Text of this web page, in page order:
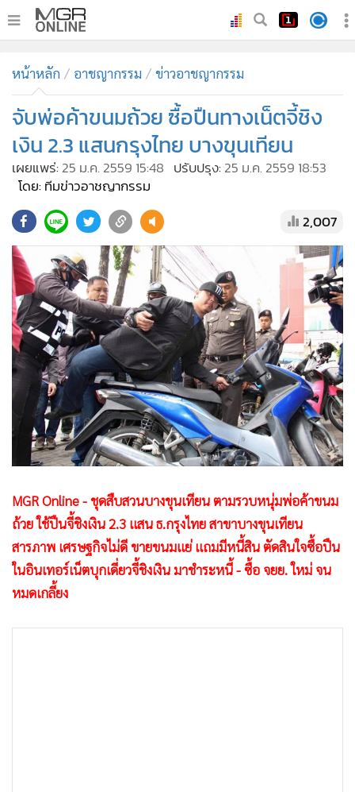
ทันเหตุการณ์
• ภาคใต้
ภูมิภาค
Online Section
บันเทิง
• ผู้จัดการรายวัน
• คอลัมนิสต์
• ละคร
• CbizReview
• Cyber BIZ
• ผู้จัดกวน
• Good health & Well-being
•
Green Innovation & SD
Management & HR
•
MGR Live
Infographic
• ท่องเที่ยว
• กีฬา
• ต่างประเทศ
• Special Scoop
• เศรษฐกิจ-ธุรกิจ
• จีน
หน้าหลัก อาชญากรรม ข่าวอาชญากรรม
จับพ่อค้าขนมถ้วย ซื้อปืนทางเน็ตจี้ชิง
เงิน 2.3 แสนกรุงไทย บางขุนเทียน
เผยแพร่: 25 ม.ค. 2559 15:48 ปรับปรุง: 25 ม.ค. 2559 18:53
โดย: ทีมข่าวอาชญากรรม
2,007
MGR Online - ชุดสืบสวนบางขุนเทียน ตามรวบหนุ่มพ่อค้าขนม
ถ้วย ใช้ปืนจี้ชิงเงิน 2.3 แสน ธ.กรุงไทย สาขาบางขุนเทียน
สารภาพ เศรษฐกิจไม่ดี ขายขนมแย่ แถมมีหนี้สิน ตัดสินใจซื้อปืน
ในอินเทอร์เน็ตบุกเดี่ยวจี้ชิงเงิน มาชำระหนี้ - ซื้อ จยย. ใหม่ จน
หมดเกลี้ยง